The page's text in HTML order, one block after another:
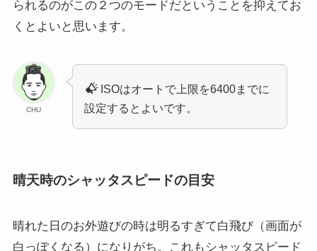
られるのがこの２つのモードだということを抑えてお
くとよいと思います。
CHU
ISOはオートで上限を6400までに
設定するとよいです。
晴天時のシャッタスピードの目安
晴れた日のお外遊びの時は明るすぎて白飛び（画面が
白っぽくなる）になりがち。これもシャッタスピード